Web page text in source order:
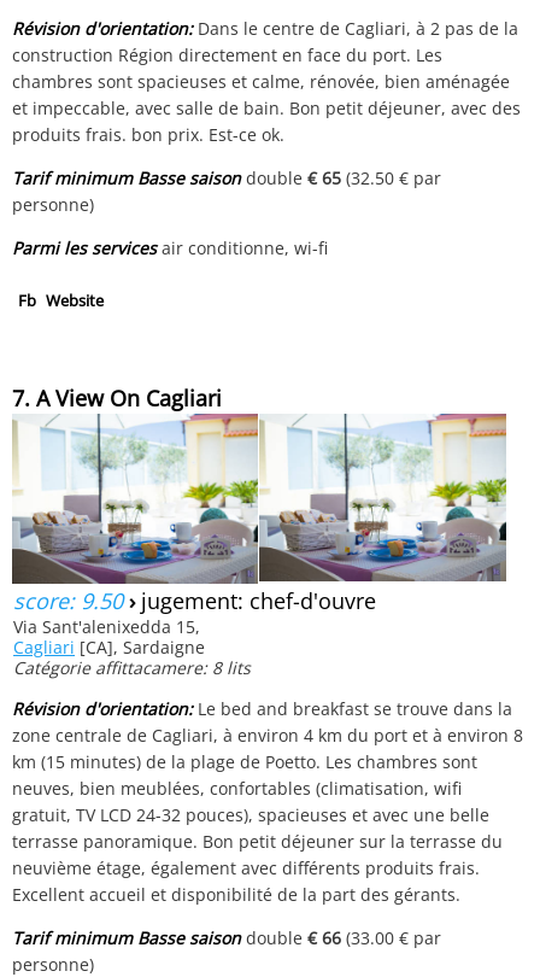
Révision d'orientation:Dans le centre de Cagliari, à 2 pas de la
construction Région directement en face du port. Les
chambres sont spacieuses et calme, rénovée, bien aménagée
et impeccable, avec salle de bain. Bon petit déjeuner, avec des
produits frais. bon prix. Est-ce ok.
Tarif minimum Basse saisondouble€ 65 (32.50 € par
personne)
Parmi les servicesair conditionne, wi-fi
Fb Website
7. A View On Cagliari
score: 9.50› jugement: chef-d'ouvre
Via Sant'alenixedda 15,
Cagliari [CA], Sardaigne
Catégorie affittacamere: 8 lits
Révision d'orientation:Le bed and breakfast se trouve dans la
zone centrale de Cagliari, à environ 4 km du port et à environ 8
km (15 minutes) de la plage de Poetto. Les chambres sont
neuves, bien meublées, confortables (climatisation, wifi
gratuit, TV LCD 24-32 pouces), spacieuses et avec une belle
terrasse panoramique. Bon petit déjeuner sur la terrasse du
neuvième étage, également avec différents produits frais.
Excellent accueil et disponibilité de la part des gérants.
Tarif minimum Basse saisondouble€ 66 (33.00 € par
personne)